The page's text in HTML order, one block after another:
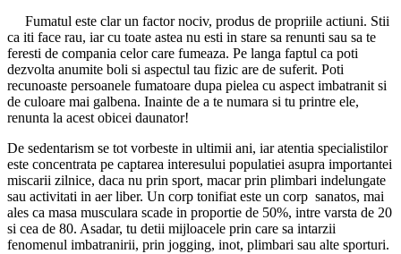
Fumatul este clar un factor nociv, produs de propriile actiuni. Stii
ca iti face rau, iar cu toate astea nu esti in stare sa renunti sau sa te
feresti de compania celor care fumeaza. Pe langa faptul ca poti
dezvolta anumite boli si aspectul tau fizic are de suferit. Poti
recunoaste persoanele fumatoare dupa pielea cu aspect imbatranit si
de culoare mai galbena. Inainte de a te numara si tu printre ele,
renunta la acest obicei daunator!
De sedentarism se tot vorbeste in ultimii ani, iar atentia specialistilor
este concentrata pe captarea interesului populatiei asupra importantei
miscarii zilnice, daca nu prin sport, macar prin plimbari indelungate
sau activitati in aer liber. Un corp tonifiat este un corp sanatos, mai
ales ca masa musculara scade in proportie de 50%, intre varsta de 20
si cea de 80. Asadar, tu detii mijloacele prin care sa intarzii
fenomenul imbatranirii, prin jogging, inot, plimbari sau alte sporturi.